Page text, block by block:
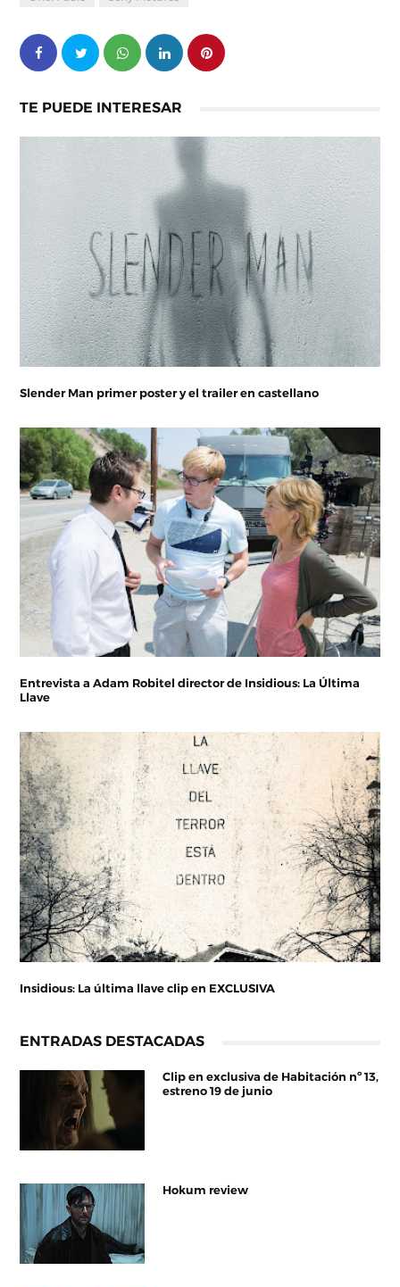
TE PUEDE INTERESAR
Slender Man primer poster y el trailer en castellano
Entrevista a Adam Robitel director de Insidious: La Última
Llave
Insidious: La última llave clip en EXCLUSIVA
ENTRADAS DESTACADAS
Clip en exclusiva de Habitación nº 13,
estreno 19 de junio
Hokum review